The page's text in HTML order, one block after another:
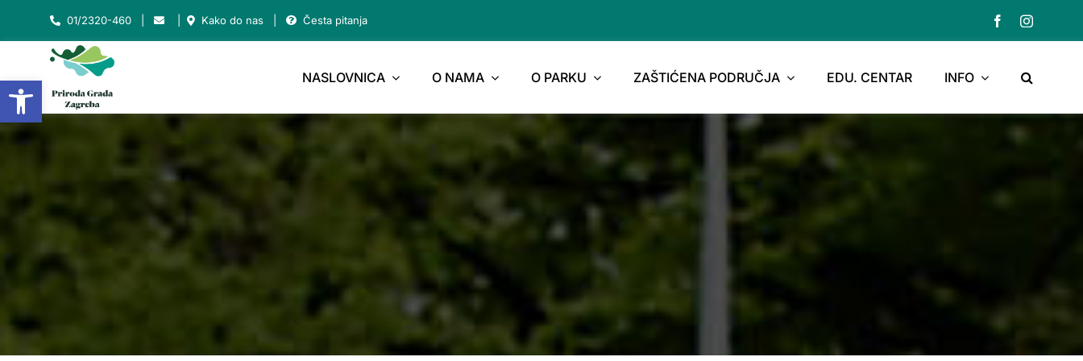
Open toolbar
01/2320-460| Kako do nas| Česta pitanja
NASLOVNICA O NAMA O PARKU ZAŠTIĆENA PODRUČJA EDU. CENTAR INFO